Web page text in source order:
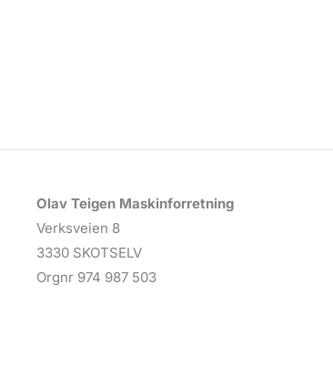
Olav Teigen Maskinforretning
Verksveien 8
3330 SKOTSELV
Orgnr 974 987 503